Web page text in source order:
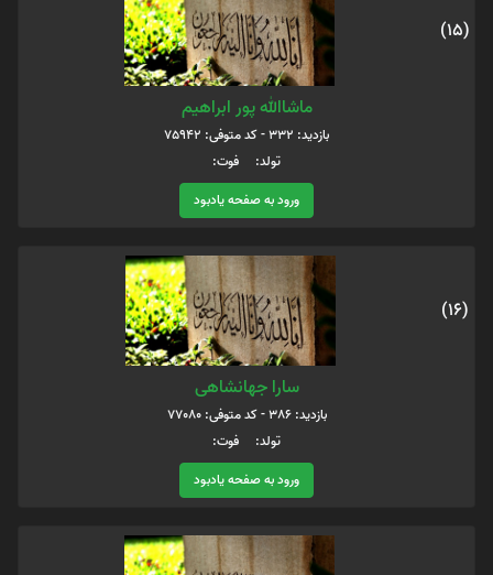
(15)
ماشاالله پور ابراهیم
بازدید: 332 - کد متوفی: 75942
تولد: فوت:
ورود به صفحه یادبود
(16)
سارا جهانشاهی
بازدید: 386 - کد متوفی: 77080
تولد: فوت:
ورود به صفحه یادبود